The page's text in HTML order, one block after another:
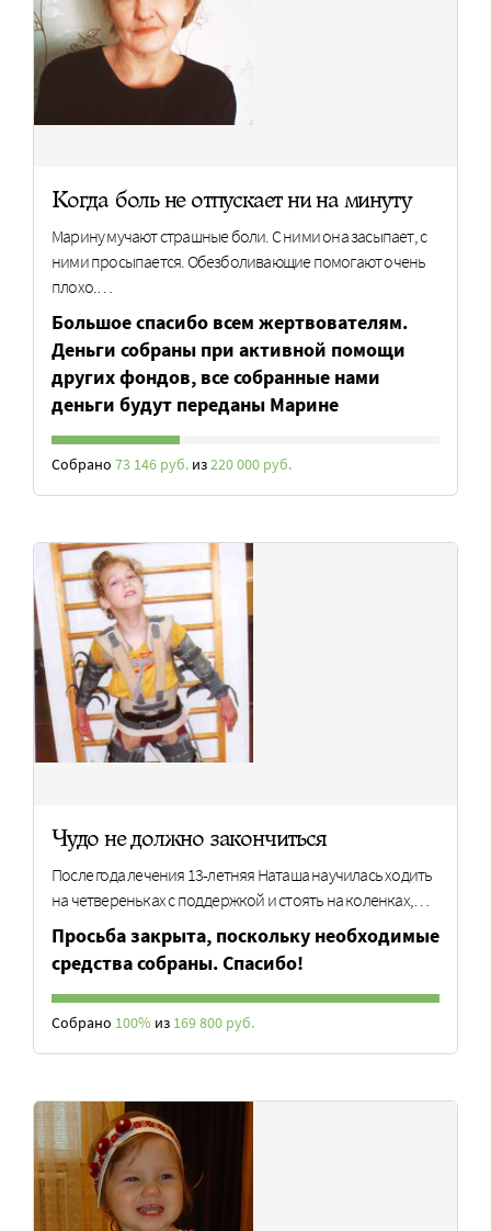
Когда боль не отпускает ни на минуту
Марину мучают страшные боли. С ними она засыпает, с
ними просыпается. Обезболивающие помогают очень
плохо.…
Большое спасибо всем жертвователям.
Деньги собраны при активной помощи
других фондов, все собранные нами
деньги будут переданы Марине
Собрано 73 146 руб. из220 000 руб.
Чудо не должно закончиться
После года лечения 13-летняя Наташа научилась ходить
на четвереньках с поддержкой и стоять на коленках,…
Просьба закрыта, поскольку необходимые
средства собраны. Спасибо!
Собрано 100% из 169 800 руб.